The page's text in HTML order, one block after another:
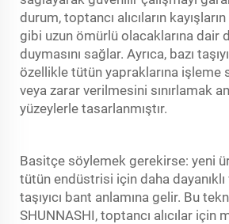
durum, toptancı alıcıların
gibi uzun ömürlü olacaklarına dair
duymasını sağlar. Ayrıca, bazı
özellikle tütün yapraklarına işleme
veya zarar verilmesini sınırlamak
yüzeylerle tasarlanmıştır.
Basitçe söylemek gerekirse: yeni
tütün endüstrisi için daha
taşıyıcı bant anlamına gelir. Bu
SHUNNASHI, toptancı alıcılar için